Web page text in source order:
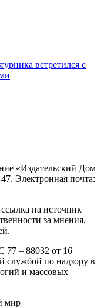
встретился с
«Издательский Дом
Электронная почта:
на источник
за мнения,
– 88032 от 16
службой по надзору в
и массовых
мир